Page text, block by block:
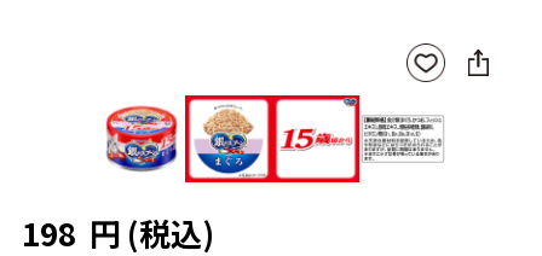
お気
に入
登録
SNS
に
198 円 (税込)